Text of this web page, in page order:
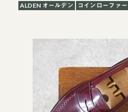
ALDEN オールデン コインローファー